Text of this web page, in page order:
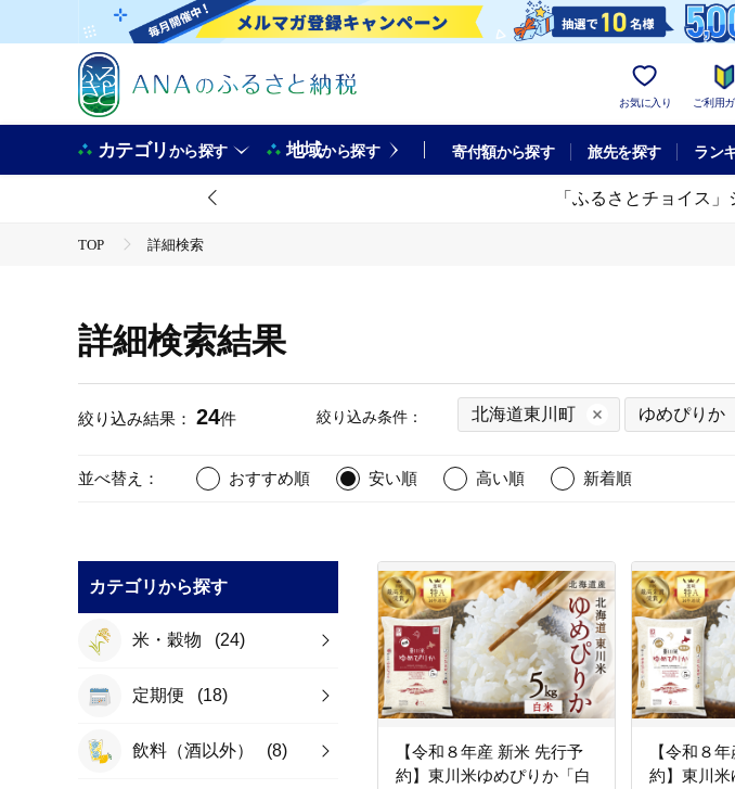
お気に入り ご利用
カテゴリから探す 地域から探す 寄付額から探す 旅先を探す ラン
「ふるさとチョイス
TOP 詳細検索
詳細検索結果
絞り込み結果： 24件 絞り込み条件： 北海道東川町 ゆめぴりか
並べ替え： おすすめ順 安い順 高い順 新着順
カテゴリから探す
米・穀物 (24)
定期便 (18)
飲料（酒以外） (8)
【令和８年産 新米 先行予
約】東川米ゆめぴりか「白
【令和８
約】東川